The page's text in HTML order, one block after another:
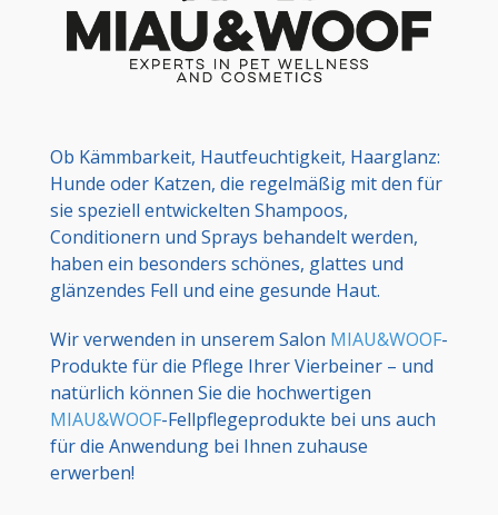
Ob Kämmbarkeit, Hautfeuchtigkeit, Haarglanz:
Hunde oder Katzen, die regelmäßig mit den für
sie speziell entwickelten Shampoos,
Conditionern und Sprays behandelt werden,
haben ein besonders schönes, glattes und
glänzendes Fell und eine gesunde Haut.
Wir verwenden in unserem Salon MIAU&WOOF-
Produkte für die Pflege Ihrer Vierbeiner – und
natürlich können Sie die hochwertigen
MIAU&WOOF-Fellpflegeprodukte bei uns auch
für die Anwendung bei Ihnen zuhause
erwerben!